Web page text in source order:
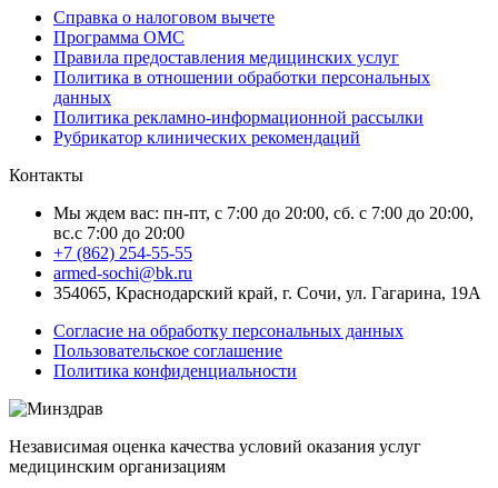
Справка о налоговом вычете
Программа ОМС
Правила предоставления медицинских услуг
Политика в отношении обработки персональных
данных
Политика рекламно-информационной рассылки
Рубрикатор клинических рекомендаций
Контакты
Мы ждем вас: пн-пт, с 7:00 до 20:00, сб. с 7:00 до 20:00,
вс.с 7:00 до 20:00
+7 (862) 254-55-55
armed-sochi@bk.ru
354065, Краснодарский край, г. Сочи, ул. Гагарина, 19А
Согласие на обработку персональных данных
Пользовательское соглашение
Политика конфиденциальности
Независимая оценка качества условий оказания услуг
медицинским организациям